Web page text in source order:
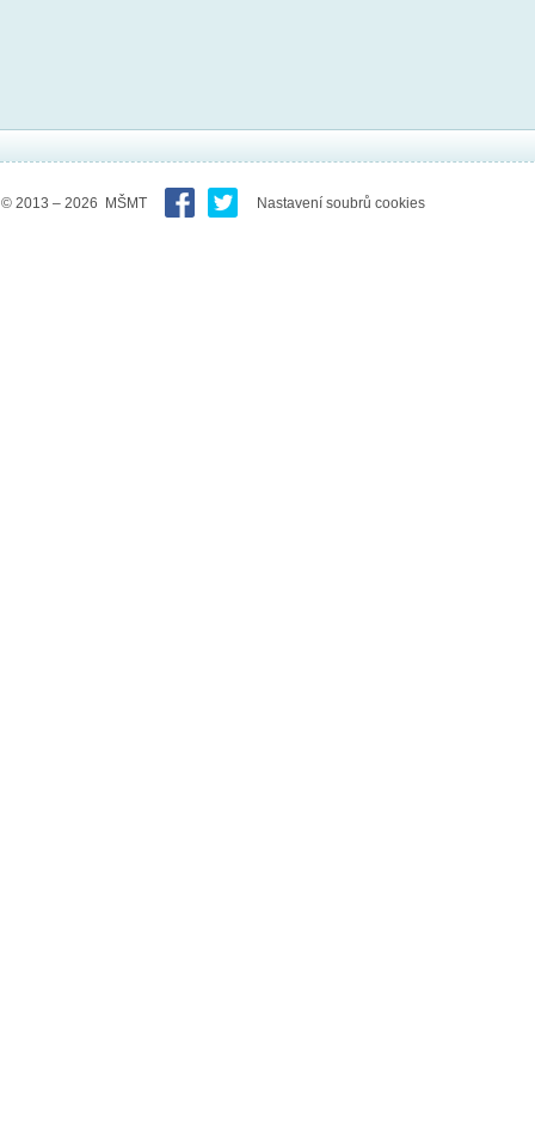
© 2013 – 2026 MŠMT Nastavení soubrů cookies